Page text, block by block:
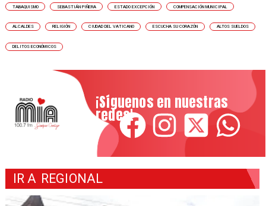
TABAQUISMO SEBASTIÁN PIÑERA ESTADO EXCEPCIÓN COMPENSACIÓN MUNICIPAL
ALCALDES RELIGIÓN CIUDAD DEL VATICANO ESCUCHA SU CORAZÓN ALTOS SUELDOS
DELITOS ECONÓMICOS
¡Síguenos en nuestras
redes!
IR A REGIONAL